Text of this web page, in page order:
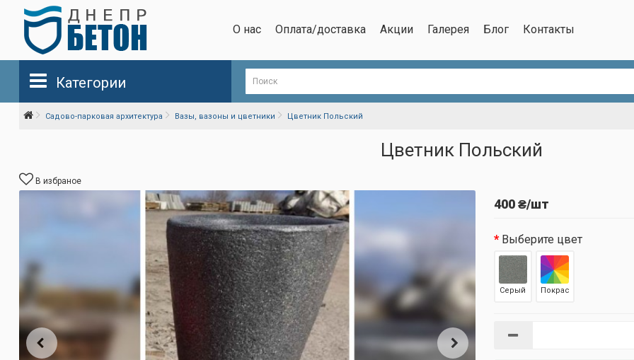
О нас Оплата/доставка Акции Галерея Блог Контакты
Категории
Садово-парковая архитектура Вазы, вазоны и цветники Цветник Польский
Цветник Польский
В избраное
400 ₴/шт
Выберите цвет
Серый Покрас